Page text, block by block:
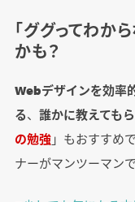
「ググってわか
かも？
Webデザインを効率
る、 誰かに教えても
の勉強」もおすすめ
ナーがマンツーマン